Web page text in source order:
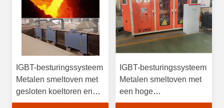
IGBT-besturingssysteem
Metalen smeltoven met
gesloten koeltoren en
een vermogensaandeel
IGBT-besturingssysteem
Metalen smeltoven met
een hoge
smeltdoeltreffendheid en